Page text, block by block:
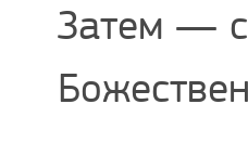
Затем —